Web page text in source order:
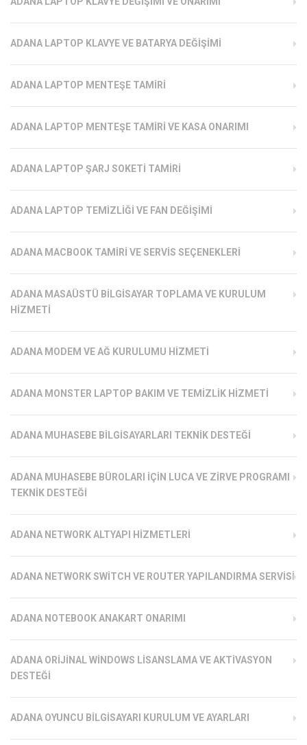
ADANA LAPTOP KLAVYE VE BATARYA DEĞIŞIMI
ADANA LAPTOP MENTEŞE TAMIRI
ADANA LAPTOP MENTEŞE TAMIRI VE KASA ONARIMI
ADANA LAPTOP ŞARJ SOKETI TAMIRI
ADANA LAPTOP TEMIZLIĞI VE FAN DEĞIŞIMI
ADANA MACBOOK TAMIRI VE SERVIS SEÇENEKLERI
ADANA MASAÜSTÜ BILGISAYAR TOPLAMA VE KURULUM
HIZMETI
ADANA MODEM VE AĞ KURULUMU HIZMETI
ADANA MONSTER LAPTOP BAKIM VE TEMIZLIK HIZMETI
ADANA MUHASEBE BILGISAYARLARI TEKNIK DESTEĞI
ADANA MUHASEBE BÜROLARI İÇIN LUCA VE ZIRVE PROGRAMI
TEKNIK DESTEĞI
ADANA NETWORK ALTYAPI HIZMETLERI
ADANA NETWORK SWITCH VE ROUTER YAPILANDIRMA SERVISI
ADANA NOTEBOOK ANAKART ONARIMI
ADANA ORIJINAL WINDOWS LISANSLAMA VE AKTIVASYON
DESTEĞI
ADANA OYUNCU BILGISAYARI KURULUM VE AYARLARI